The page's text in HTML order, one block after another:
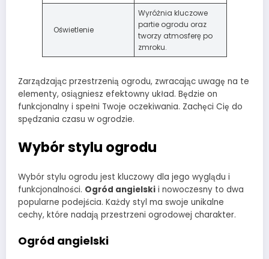
Oświetlenie
Wyróżnia kluczowe
partie ogrodu oraz
tworzy atmosferę po
zmroku.
Zarządzając przestrzenią ogrodu, zwracając uwagę na te
elementy, osiągniesz efektowny układ. Będzie on
funkcjonalny i spełni Twoje oczekiwania. Zachęci Cię do
spędzania czasu w ogrodzie.
Wybór stylu ogrodu
Wybór stylu ogrodu jest kluczowy dla jego wyglądu i
funkcjonalności. Ogród angielski i nowoczesny to dwa
popularne podejścia. Każdy styl ma swoje unikalne
cechy, które nadają przestrzeni ogrodowej charakter.
Ogród angielski